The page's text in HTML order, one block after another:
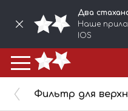
Два
Наше
IOS